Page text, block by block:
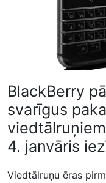
BlackBerry
svarīgus
4. janvāris
Viedtālruņu ēras